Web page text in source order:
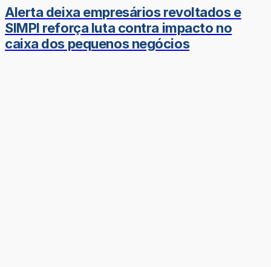
Alerta deixa empresários revoltados e
SIMPI reforça luta contra impacto no
caixa dos pequenos negócios